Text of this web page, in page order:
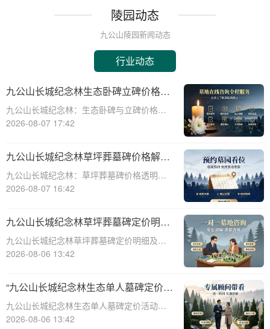
陵园动态
九公山陵园新闻动态
行业动态
九公山长城纪念林生态卧碑立碑价格表
详解及活动期赠安葬配套福利解析
九公山长城纪念林：生态卧碑与立碑价格及
活动期赠送配套服务全解析☎ 九公山陵园电
地，九公山长城纪念林凭借其得天独厚的地
理位置和优越的自然环境，成为众
2026-08-07 17:42
九公山长城纪念林草坪葬墓碑价格解析
及赠予绿植养护服务详解
九公山长城纪念林：草坪葬墓碑价格透明，
赠送绿植养护服务☎ 九公山陵园电话:400-
纪念林地之一，致力于为逝者提供环保、庄
重的安葬选择。草坪葬墓碑作为一种
2026-08-07 16:42
九公山长城纪念林草坪葬墓碑定价明细
活动赠绿植养护服务详解
九公山长城纪念林草坪葬墓碑定价明细及活
动赠绿植养护服务详解☎ 九公山陵园电
意识的增强和对生命意义的深刻理解，草坪
葬墓碑逐渐成为一种新型的、环保的、
2026-08-06 13:42
“九公山长城纪念林生态单人墓碑定价
活动直降数千福利丰厚”
九公山长城纪念林生态单人墓碑定价活动，
直降数千，福利丰厚，为您的亲人提供一个
2026-08-06 13:42